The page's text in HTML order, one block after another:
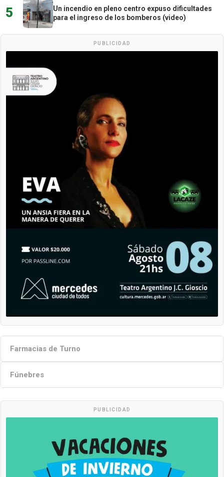
5
Un incendio en pleno centro expuso dificultades
para el ingreso de los bomberos (video)
PUBLICIDAD
Farmacias de Turno
Fúnebres
PUBLICIDAD